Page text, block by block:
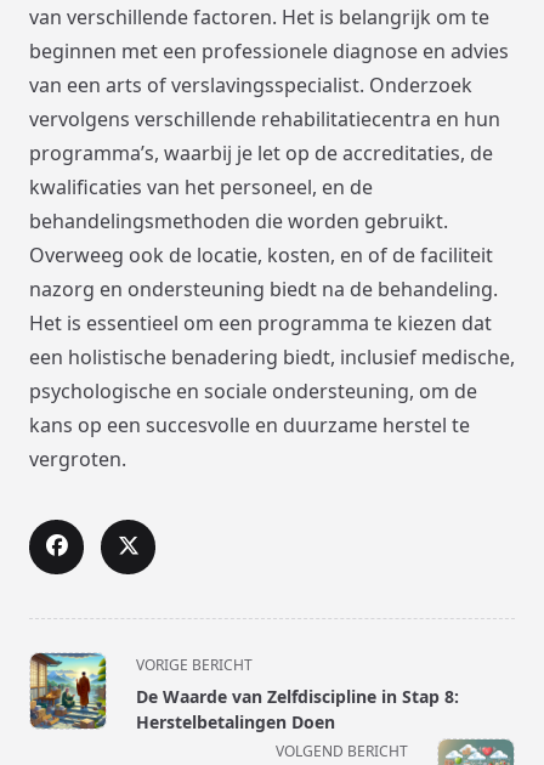
van verschillende factoren. Het is belangrijk om te
beginnen met een professionele diagnose en advies
van een arts of verslavingsspecialist. Onderzoek
vervolgens verschillende rehabilitatiecentra en hun
programma’s, waarbij je let op de accreditaties, de
kwalificaties van het personeel, en de
behandelingsmethoden die worden gebruikt.
Overweeg ook de locatie, kosten, en of de faciliteit
nazorg en ondersteuning biedt na de behandeling.
Het is essentieel om een programma te kiezen dat
een holistische benadering biedt, inclusief medische,
psychologische en sociale ondersteuning, om de
kans op een succesvolle en duurzame herstel te
vergroten.
<span
class="nav-
subtitle
VORIGE BERICHT
De Waarde van Zelfdiscipline in Stap 8:
Herstelbetalingen Doen
VOLGEND BERICHT